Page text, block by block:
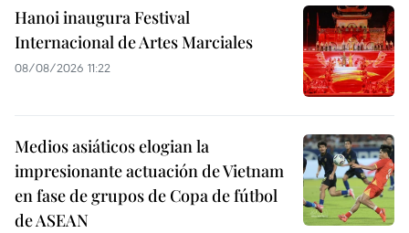
Hanoi inaugura Festival
Internacional de Artes Marciales
08/08/2026 11:22
Medios asiáticos elogian la
impresionante actuación de Vietnam
en fase de grupos de Copa de fútbol
de ASEAN